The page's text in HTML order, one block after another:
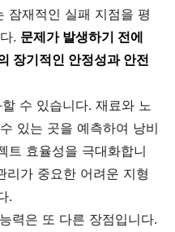
잠재적인 실패 지점을 평
. 문제가 발생하기 전에
장기적인 안정성과 안전
수 있습니다. 재료와 노
있는 곳을 예측하여 낭비
트 효율성을 극대화합니
리가 중요한 어려운 지형
.
력은 또 다른 장점입니다.